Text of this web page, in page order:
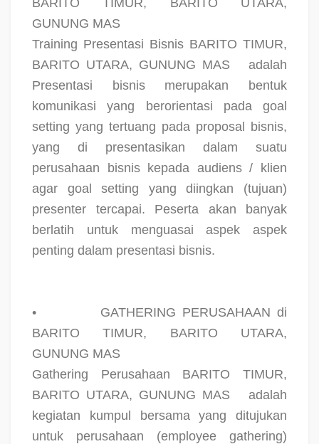
GUNUNG MAS
Training Presentasi Bisnis BARITO TIMUR,
BARITO UTARA, GUNUNG MAS
adalah
Presentasi bisnis merupakan bentuk
komunikasi yang berorientasi pada goal
setting yang tertuang pada proposal bisnis,
yang di presentasikan dalam suatu
perusahaan bisnis kepada audiens / klien
agar goal setting yang diingkan (tujuan)
presenter tercapai. Peserta akan banyak
berlatih untuk menguasai aspek aspek
penting dalam presentasi bisnis.
•
GATHERING PERUSAHAAN di
BARITO TIMUR, BARITO UTARA,
GUNUNG MAS
Gathering Perusahaan BARITO TIMUR,
BARITO UTARA, GUNUNG MAS
adalah
kegiatan kumpul bersama yang ditujukan
untuk perusahaan (employee gathering)